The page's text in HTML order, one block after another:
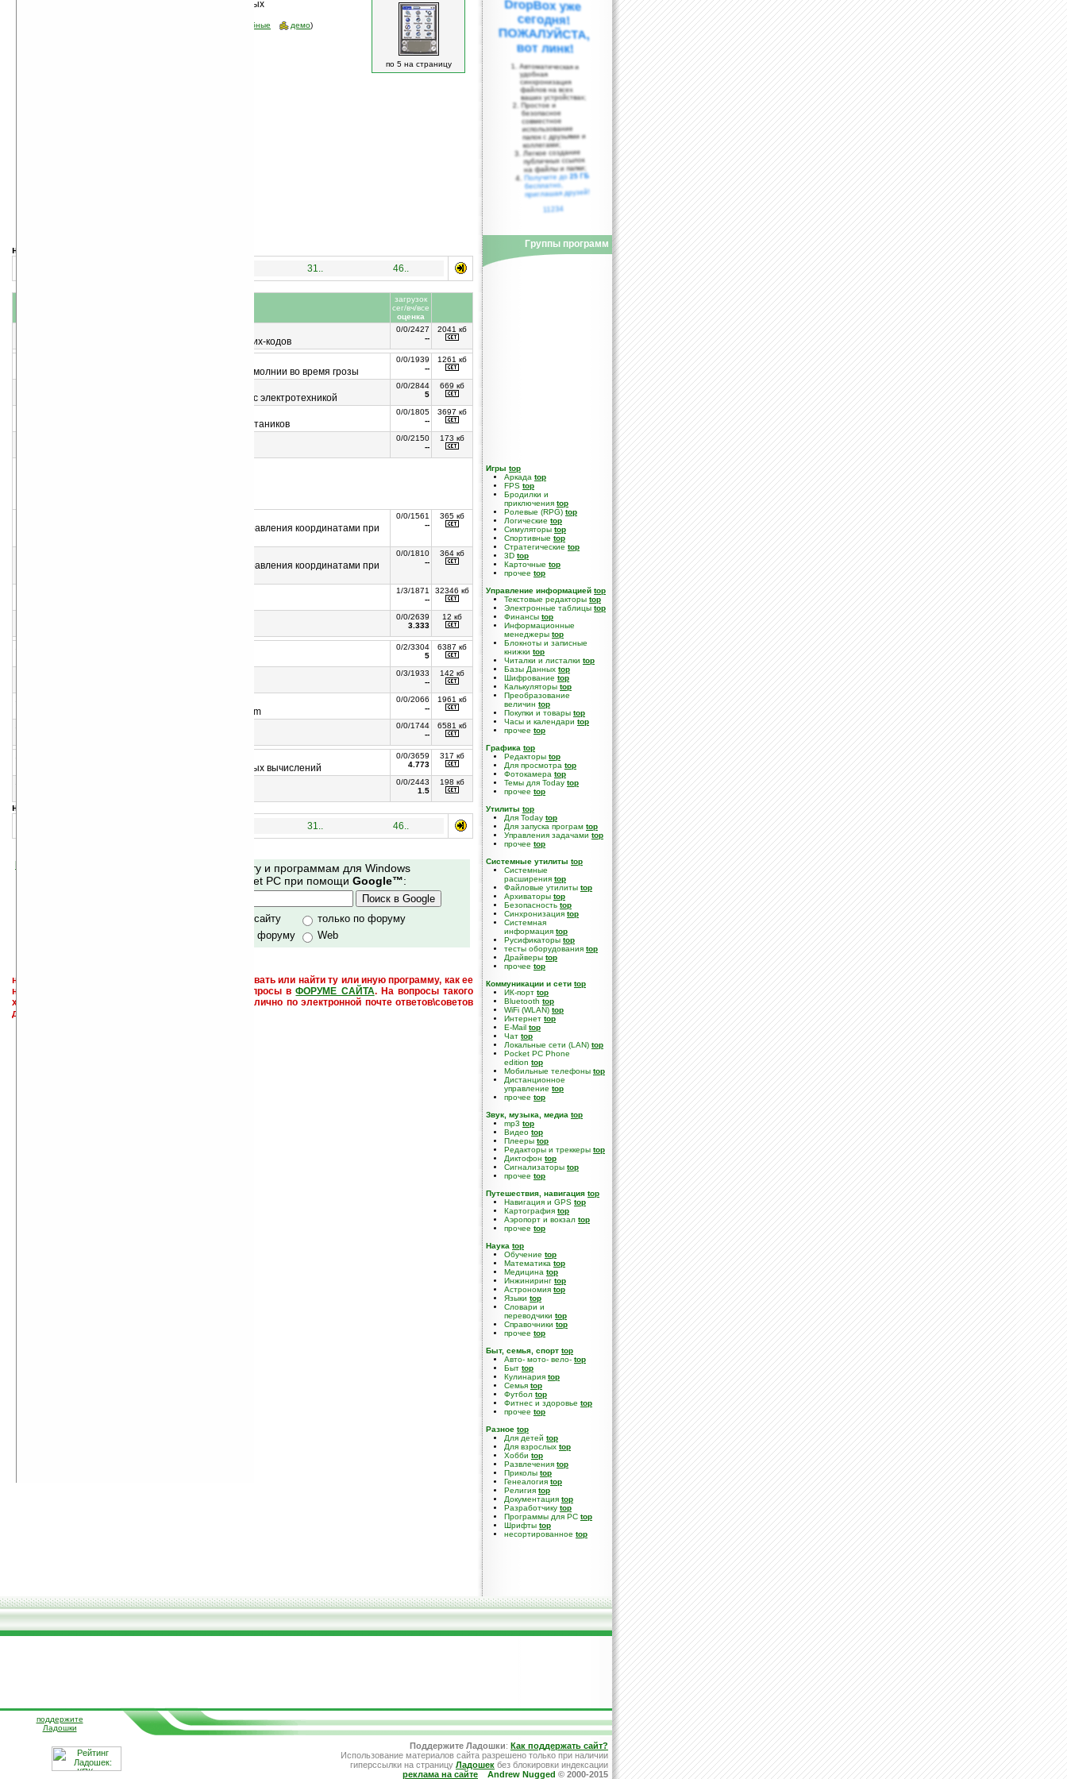
Сортировка по дате, начиная с новых
пробные демо)
по 5 на страницу
навигация:
31.. 46..
загрузок
сег/вч/все
оценка
Программа для работы с Bluetooth-сканером штрих-кодов
0/0/2427
--
2041 кб
Подсчет расстояния между вами и местом удара молнии во время грозы
0/0/1939
--
1261 кб
Справочник, калькулятор для тех кто имеет дело с электротехникой
0/0/2844
5
669 кб
Программа для наблюдателей за птицами или ботаников
0/0/1805
--
3697 кб
0/0/2150
--
173 кб
Геоматический инструмент для вычислений и управления координатами при
0/0/1561
--
365 кб
Геоматический инструмент для вычислений и управления координатами при
0/0/1810
--
364 кб
1/3/1871
--
32346 кб
0/0/2639
3.333
12 кб
0/2/3304
5
6387 кб
0/3/1933
--
142 кб
Загрузка и прослушивание аудиокниг с Audible.com
0/0/2066
--
1961 кб
0/0/1744
--
6581 кб
Программа для построения графиков и символьных вычислений
0/0/3659
4.773
317 кб
0/0/2443
1.5
198 кб
навигация:
31.. 46..
Поиск по сайту и программам для Windows
Mobile и Pocket PC при помощи Google™:
только по сайту
только по форуму
по сайту и форуму
Web
не забывайте, что если Вы не знаете как использовать или найти ту или иную программу, как ее
настроить и с ней разобраться - пишите свои вопросы вФОРУМЕ САЙТА. На вопросы такого
характера менеджеры разделов или автор сайта лично по электронной почте ответов\советов
давать всем не успевают физически.
вот линк!
Автоматическая и
удобная
синхронизация
файлов на всех
ваших устройствах;
Простое и
безопасное
совместное
использование
папок с друзьями и
коллегами;
Легкое создание
публичных ссылок
на файлы и папки;
Получите до25 ГБ
бесплатно,
приглашая друзей!
11234
Группы программ
Игры top
Аркада top
FPS top
Бродилки и
приключения top
Ролевые (RPG) top
Логические top
Симуляторы top
Спортивные top
Стратегические top
3D top
Карточные top
прочее top
Управление информацией top
Текстовые редакторы top
Электронные таблицы top
Финансы top
Информационные
менеджеры top
Блокноты и записные
книжки top
Читалки и листалки top
Базы Данных top
Шифрование top
Калькуляторы top
Преобразование
величин top
Покупки и товары top
Часы и календари top
прочее top
Графика top
Редакторы top
Для просмотра top
Фотокамера top
Темы для Today top
прочее top
Утилиты top
Для Today top
Для запуска програм top
Управления задачами top
прочее top
Системные утилиты top
Cистемные
расширения top
Файловые утилиты top
Архиваторы top
Безопасность top
Синхронизация top
Системная
информация top
Русификаторы top
тесты оборудования top
Драйверы top
прочее top
Коммуникации и сети top
ИК-порт top
Bluetooth top
WiFi (WLAN) top
Интернет top
E-Mail top
Чат top
Локальные сети (LAN) top
Pocket PC Phone
edition top
Мобильные телефоны top
Дистанционное
управление top
прочее top
Звук, музыка, медиа top
mp3 top
Видео top
Плееры top
Редакторы и треккеры top
Диктофон top
Сигнализаторы top
прочее top
Путешествия, навигация top
Навигация и GPS top
Картография top
Аэропорт и вокзал top
прочее top
Наука top
Обучение top
Математика top
Медицина top
Инжиниринг top
Астрономия top
Языки top
Словари и
переводчики top
Справочники top
прочее top
Быт, семья, спорт top
Авто- мото- вело- top
Быт top
Кулинария top
Семья top
Футбол top
Фитнес и здоровье top
прочее top
Разное top
Для детей top
Для взрослых top
Хобби top
Развлечения top
Приколы top
Генеалогия top
Религия top
Документация top
Разработчику top
Программы для PC top
Шрифты top
несортированное top
поддержите
Ладошки
Поддержите Ладошки: Как поддержать сайт?
Использование материалов сайта разрешено только при наличии
гиперссылки на страницу Ладошек без блокировки индексации
реклама на сайте
Andrew Nugged © 2000-2015